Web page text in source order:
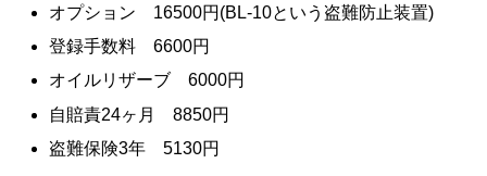
オプション 16500円(BL-10という盗難防止装置)
登録手数料 6600円
オイルリザーブ 6000円
自賠責24ヶ月 8850円
盗難保険3年 5130円